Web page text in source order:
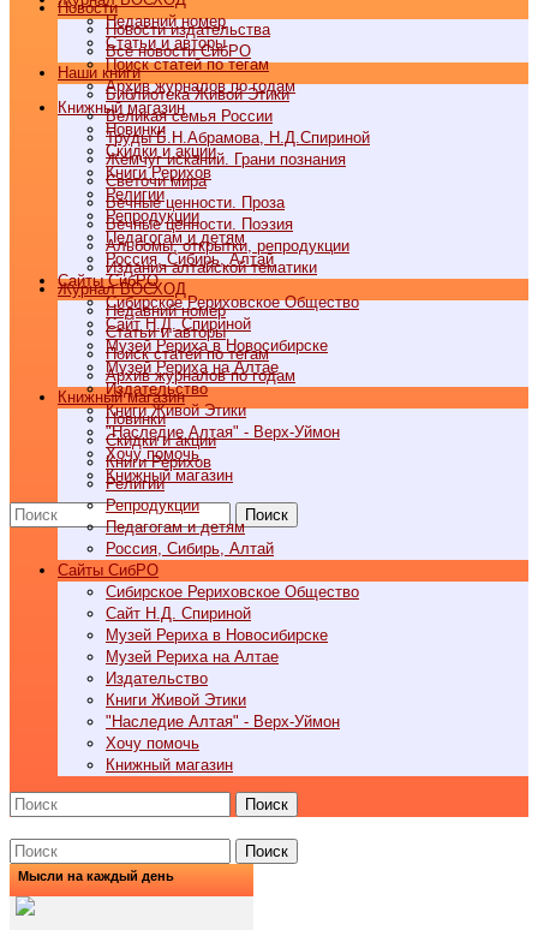
Недавний номер
Статьи и авторы
Поиск статей по тегам
Архив журналов по годам
Книжный магазин
Новинки
Скидки и акции
Книги Рерихов
Религии
Репродукции
Педагогам и детям
Россия, Сибирь, Алтай
Cайты СибРО
Сибирское Рериховское Общество
Сайт Н.Д. Спириной
Музей Рериха в Новосибирске
Музей Рериха на Алтае
Издательство
Книги Живой Этики
"Наследие Алтая" - Верх-Уймон
Хочу помочь
Книжный магазин
Поиск
Новости
Новости издательства
Все новости СибРО
Наши книги
Библиотека Живой Этики
Великая семья России
Труды Б.Н.Абрамова, Н.Д.Спириной
Жемчуг исканий. Грани познания
Светочи мира
Вечные ценности. Проза
Вечные ценности. Поэзия
Альбомы, открытки, репродукции
Издания алтайской тематики
Журнал ВОСХОД
Недавний номер
Статьи и авторы
Поиск статей по тегам
Архив журналов по годам
Книжный магазин
Новинки
Скидки и акции
Книги Рерихов
Религии
Репродукции
Педагогам и детям
Россия, Сибирь, Алтай
Cайты СибРО
Сибирское Рериховское Общество
Сайт Н.Д. Спириной
Музей Рериха в Новосибирске
Музей Рериха на Алтае
Издательство
Книги Живой Этики
"Наследие Алтая" - Верх-Уймон
Хочу помочь
Книжный магазин
Поиск
Поиск
Мысли на каждый день